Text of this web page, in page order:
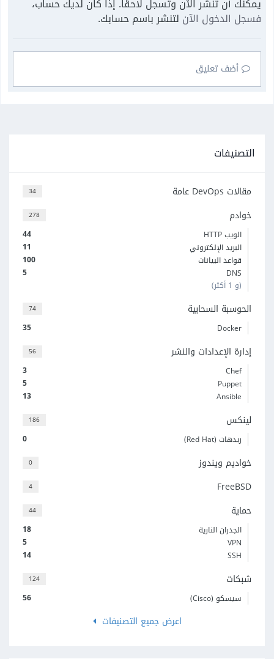
يمكنك أن تنشر الآن وتسجل لاحقًا. إذا كان لديك حساب،
فسجل الدخول الآن لتنشر باسم حسابك.
أضف تعليق
التصنيفات
34 مقالات DevOps عامة
278 خوادم
44
الويب HTTP
11
البريد الإلكتروني
100
قواعد البيانات
5
DNS
(و 1 أكثر)
74 الحوسبة السحابية
35 Docker
56 إدارة الإعدادات والنشر
3
Chef
5
Puppet
13
Ansible
186 لينكس
0 ريدهات (Red Hat)
0 خواديم ويندوز
4 FreeBSD
44 حماية
18
الجدران النارية
5
VPN
14
SSH
124 شبكات
56 سيسكو (Cisco)
اعرض جميع التصنيفات